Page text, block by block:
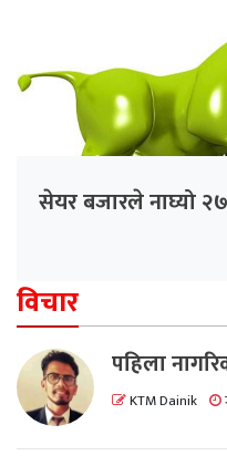
सेयर बजारले नाघ्यो
विचार
पहिला
KTM Dainik